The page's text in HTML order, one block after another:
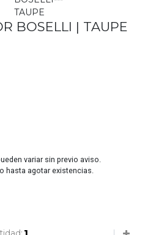
BOSELLI | TAUPE
variar sin previo aviso.
hasta agotar existencias.